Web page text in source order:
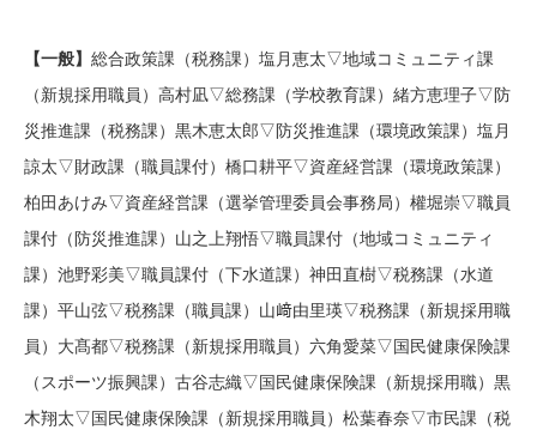
【一般】 総合政策課（税務課）塩月恵太▽地域コミュニティ課
（新規採用職員）高村凪▽総務課（学校教育課）緒方恵理子▽防
災推進課（税務課）黒木恵太郎▽防災推進課（環境政策課）塩月
諒太▽財政課（職員課付）橋口耕平▽資産経営課（環境政策課）
柏田あけみ▽資産経営課（選挙管理委員会事務局）權堀崇▽職員
課付（防災推進課）山之上翔悟▽職員課付（地域コミュニティ
課）池野彩美▽職員課付（下水道課）神田直樹▽税務課（水道
課）平山弦▽税務課（職員課）山﨑由里瑛▽税務課（新規採用職
員）大髙都▽税務課（新規採用職員）六角愛菜▽国民健康保険課
（スポーツ振興課）古谷志織▽国民健康保険課（新規採用職）黒
木翔太▽国民健康保険課（新規採用職員）松葉春奈▽市民課（税